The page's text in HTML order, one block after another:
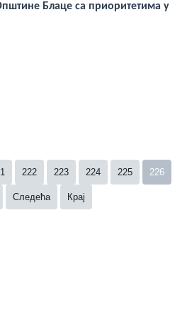
Блаце са приоритетима у
222 223 224 225 226
Следећа Крај